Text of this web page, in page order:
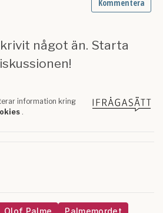
Olof Palme Palmemordet